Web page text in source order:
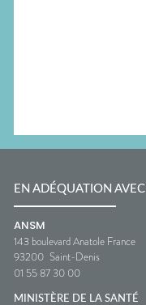
EN ADÉQUATION AVEC
ANSM
143 boulevard Anatole France
93200 Saint-Denis
01 55 87 30 00
MINISTÈRE DE LA SANTÉ